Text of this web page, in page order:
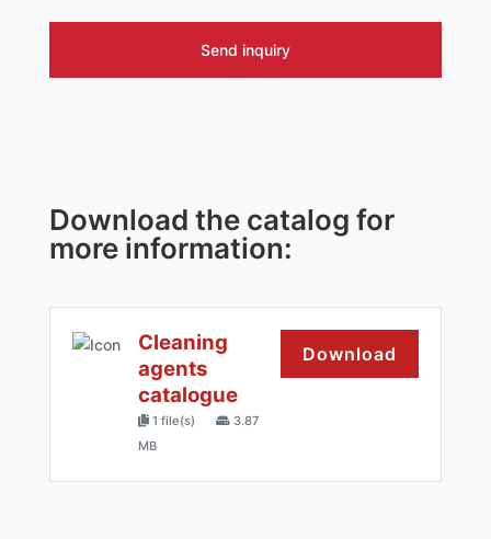
Send inquiry
Download the catalog for
more information:
Cleaning
agents
catalogue
1 file(s)
3.87
MB
Download